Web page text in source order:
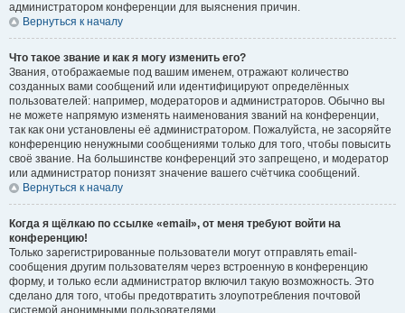
администратором конференции для выяснения причин.
Вернуться к началу
Что такое звание и как я могу изменить его?
Звания, отображаемые под вашим именем, отражают количество
созданных вами сообщений или идентифицируют определённых
пользователей: например, модераторов и администраторов. Обычно вы
не можете напрямую изменять наименования званий на конференции,
так как они установлены её администратором. Пожалуйста, не засоряйте
конференцию ненужными сообщениями только для того, чтобы повысить
своё звание. На большинстве конференций это запрещено, и модератор
или администратор понизят значение вашего счётчика сообщений.
Вернуться к началу
Когда я щёлкаю по ссылке «email», от меня требуют войти на
конференцию!
Только зарегистрированные пользователи могут отправлять email-
сообщения другим пользователям через встроенную в конференцию
форму, и только если администратор включил такую возможность. Это
сделано для того, чтобы предотвратить злоупотребления почтовой
системой анонимными пользователями.